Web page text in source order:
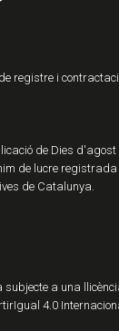
registre i
de Dies d'agost
de lucre registrada
de Catalunya.
subjecte a una
4.0